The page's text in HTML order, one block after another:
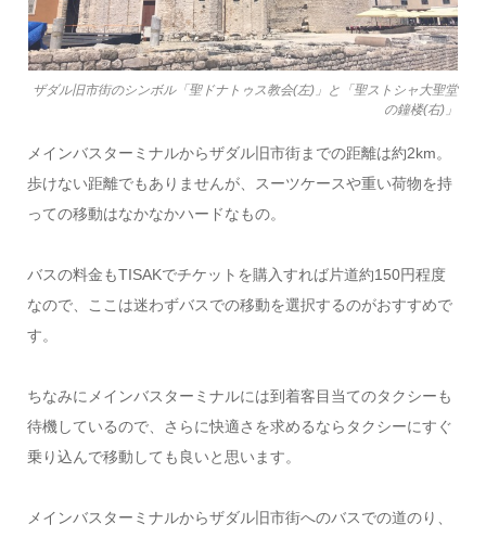
ザダル旧市街のシンボル「聖ドナトゥス教会(左)」と「聖ストシャ大聖堂
の鐘楼(右)」
メインバスターミナルからザダル旧市街までの距離は約2km。
歩けない距離でもありませんが、スーツケースや重い荷物を持
っての移動はなかなかハードなもの。
バスの料金もTISAKでチケットを購入すれば片道約150円程度
なので、ここは迷わずバスでの移動を選択するのがおすすめで
す。
ちなみにメインバスターミナルには到着客目当てのタクシーも
待機しているので、さらに快適さを求めるならタクシーにすぐ
乗り込んで移動しても良いと思います。
メインバスターミナルからザダル旧市街へのバスでの道のり、